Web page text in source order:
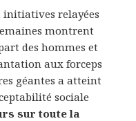
initiatives relayées
montrent
des hommes et
aux forceps
géantes a atteint
sociale
sur toute la